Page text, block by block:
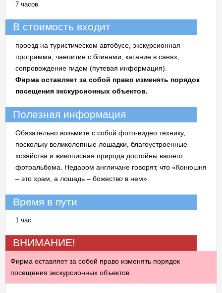
7 часов
В стоимость входит
проезд на туристическом автобусе, экскурсионная
программа, чаепитие с блинами, катание в санях,
сопровождение гидом (путевая информация).
Фирма оставляет за собой право изменять порядок
посещения экскурсионных объектов.
Полезная информация
Обязательно возьмите с собой фото-видео технику,
поскольку великолепные лошадки, благоустроенные
хозяйства и живописная природа достойны вашего
фотоальбома. Недаром англичане говорят, что «Конюшня
– это храм, а лошадь – божество в нем».
Время в пути
1 час
ВНИМАНИЕ!
Фирма оставляет за собой право изменять порядок
посещения экскурсионных объектов.